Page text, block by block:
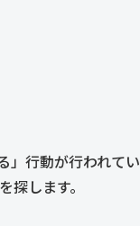
」行動が行われてい
します。